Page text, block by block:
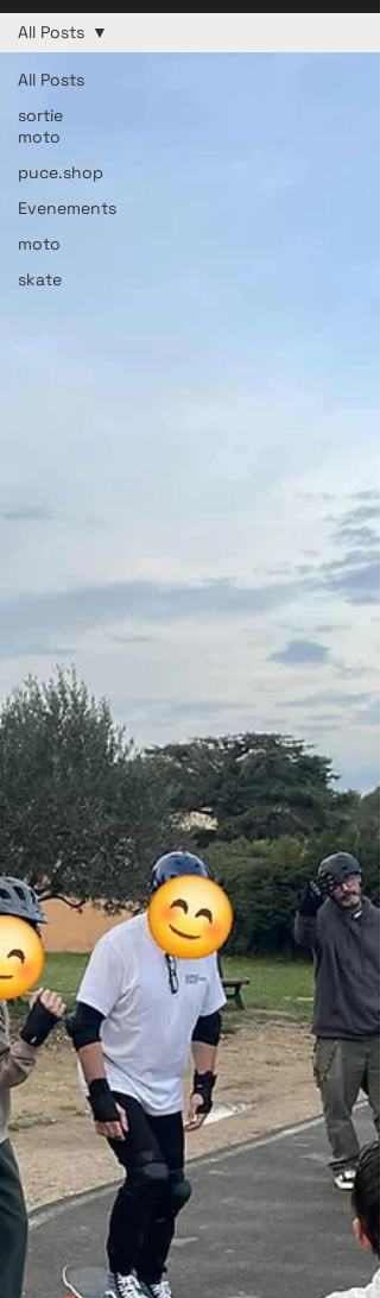
All Posts
sortie
moto
puce.shop
Evenements
moto
skate
All Posts